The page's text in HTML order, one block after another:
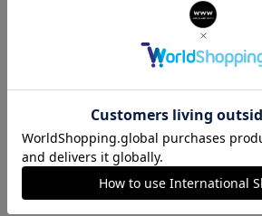
セット内容：箱 保証